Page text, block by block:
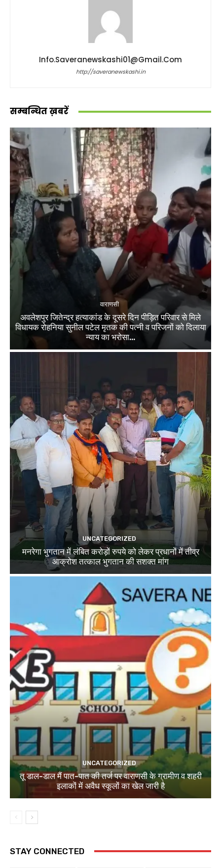
Info.saveranewskashi01@gmail.com
http://saveranewskashi.in
सम्बन्धित ख़बरें
वाराणसी
अवलेशपुर जितेन्द्र हत्याकांड के दूसरे दिन पीड़ित परिवार से मिले
विधायक रोहनिया सुनील पटेल मृतक की पत्नी व परिजनों को दिलाया
न्याय का भरोसा...
UNCATEGORIZED
मनरेगा भुगतान में लंबित करोड़ों रुपये को लेकर प्रधानों में तीव्र
आक्रोश तत्काल भुगतान की सशक्त मांग
UNCATEGORIZED
तू डाल-डाल मैं पात-पात की तर्ज पर वाराणसी के ग्रामीण व शहरी
इलाकों में अवैध स्कूलों का खेल जारी है
STAY CONNECTED